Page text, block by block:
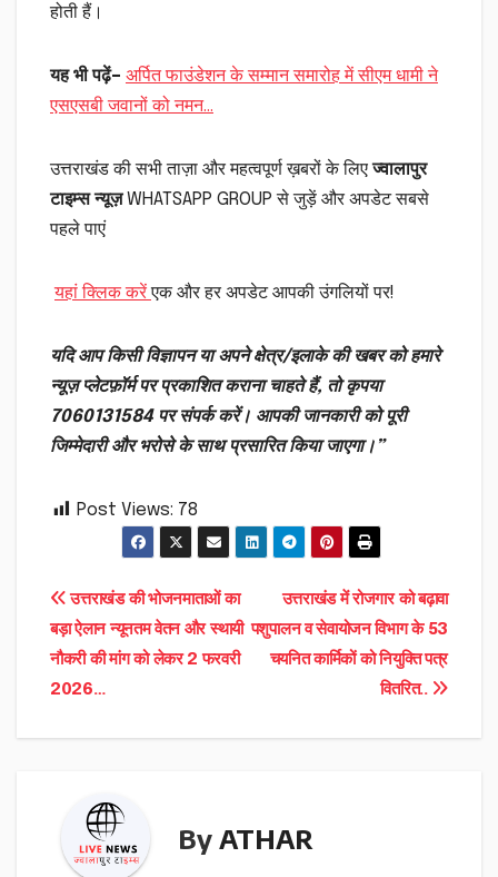
होती हैं।
यह भी पढ़ें– अर्पित फाउंडेशन के सम्मान समारोह में सीएम धामी ने
एसएसबी जवानों को नमन…
उत्तराखंड की सभी ताज़ा और महत्वपूर्ण ख़बरों के लिएज्वालापुर
टाइम्स न्यूज़WHATSAPP GROUP से जुड़ें और अपडेट सबसे
पहले पाएं
यहां क्लिक करेंएक और हर अपडेट आपकी उंगलियों पर!
यदि आप किसी विज्ञापन या अपने क्षेत्र/इलाके की खबर को हमारे
न्यूज़ प्लेटफ़ॉर्म पर प्रकाशित कराना चाहते हैं, तो कृपया
7060131584 पर संपर्क करें। आपकी जानकारी को पूरी
जिम्मेदारी और भरोसे के साथ प्रसारित किया जाएगा।”
Post Views: 78
Post
navigation
उत्तराखंड में रोजगार को बढ़ावा
पशुपालन व सेवायोजन विभाग के 53
चयनित कार्मिकों को नियुक्ति पत्र
वितरित..
उत्तराखंड की भोजनमाताओं का
बड़ा ऐलान न्यूनतम वेतन और स्थायी
नौकरी की मांग को लेकर 2 फरवरी
2026…
By ATHAR